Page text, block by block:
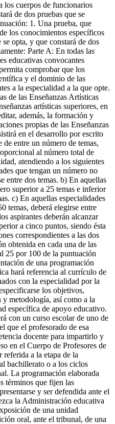
los cuerpos de funcionarios
de dos pruebas que se
1. Una prueba, que
los conocimientos específicos
opta, y que constará de dos
Parte A: En todas las
educativas convocantes
comprobar que los
y el dominio de las
a la especialidad a la que opte.
de las Enseñanzas Artísticas
artísticas superiores, en
además, la formación y
propias de las Enseñanzas
en el desarrollo por escrito
entre un número de temas,
al número total de
atendiendo a los siguientes
que tengan un número no
entre dos temas. b) En aquellas
superior a 25 temas e inferior
c) En aquellas especialidades
temas, deberá elegirse entre
aspirantes deberán alcanzar
a cinco puntos, siendo ésta
correspondientes a las dos
obtenida en cada una de las
25 por 100 de la puntuación
de una programación
hará referencia al currículo de
con la especialidad por la
los objetivos,
metodología, así como a la
específica de apoyo educativo.
con un curso escolar de uno de
que el profesorado de esa
docente para impartirlo y
en el Cuerpo de Profesores de
referida a la etapa de la
bachillerato o a los ciclos
La programación elaborada
términos que fijen las
y ser defendida ante el
la Administración educativa
de una unidad
oral, ante el tribunal, de una